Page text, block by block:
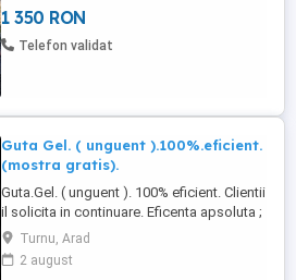
1 350 RON
Telefon validat
Guta Gel. ( unguent ).100%.eficient.
(mostra gratis).
Guta.Gel. ( unguent ). 100% eficient. Clientii
il solicita in continuare. Eficenta apsoluta ;
Blocheaza procesul inflamator local si
elimina durerea, incepind cu prima
aplicare. Se aplica usor, pe zona
Turnu, Arad
2 august